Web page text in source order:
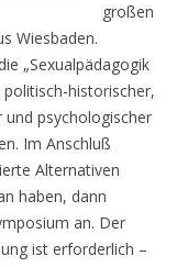
großen
Wiesbaden.
„Sexualpädagogik
politisch-historischer,
psychologischer
Im Anschluß
Alternativen
haben, dann
an. Der
ist erforderlich –